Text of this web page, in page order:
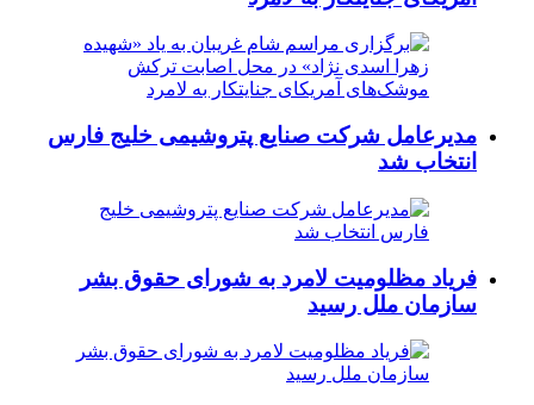
مدیرعامل شرکت صنایع پتروشیمی خلیج فارس
انتخاب شد
فریاد مظلومیت لامرد به شورای حقوق بشر
سازمان ملل رسید